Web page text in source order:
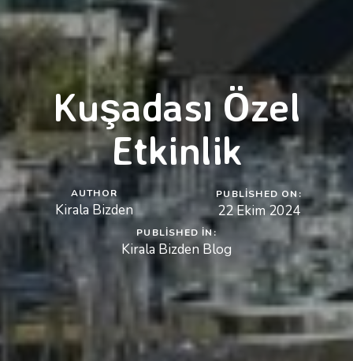
Kuşadası Özel
Etkinlik
AUTHOR
Kirala Bizden
PUBLISHED ON:
22 Ekim 2024
PUBLISHED IN:
Kirala Bizden Blog